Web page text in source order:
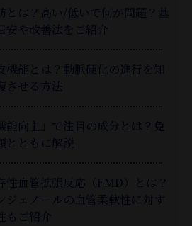
とは？高い/低いで何が問題？基
安や改善法をご紹介
機能とは？動脈硬化の進行を知
させる方法
能向上」で注目の成分とは？免
とともに解説
性血管拡張反応（FMD）とは？
ジェノールの血管柔軟性に対す
もご紹介